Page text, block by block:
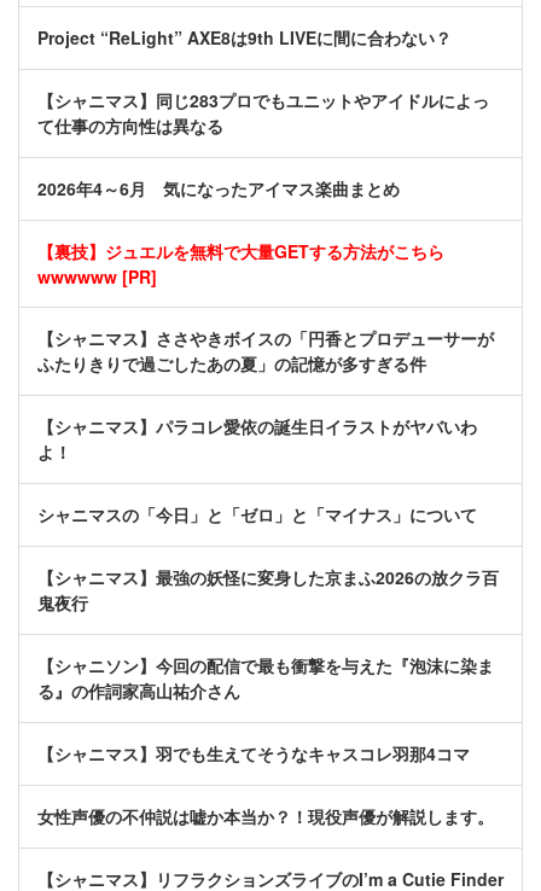
Project “ReLight” AXE8は9th LIVEに間に合わない？
【シャニマス】同じ283プロでもユニットやアイドルによっ
て仕事の方向性は異なる
2026年4～6月 気になったアイマス楽曲まとめ
【裏技】ジュエルを無料で大量GETする方法がこちら
wwwwww [PR]
【シャニマス】ささやきボイスの「円香とプロデューサーが
ふたりきりで過ごしたあの夏」の記憶が多すぎる件
【シャニマス】パラコレ愛依の誕生日イラストがヤバいわ
よ！
シャニマスの「今日」と「ゼロ」と「マイナス」について
【シャニマス】最強の妖怪に変身した京まふ2026の放クラ百
鬼夜行
【シャニソン】今回の配信で最も衝撃を与えた『泡沫に染ま
る』の作詞家高山祐介さん
【シャニマス】羽でも生えてそうなキャスコレ羽那4コマ
女性声優の不仲説は嘘か本当か？！現役声優が解説します。
【シャニマス】リフラクションズライブのI’m a Cutie Finder